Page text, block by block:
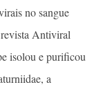
no sangue
Antiviral
isolou e purificou
a